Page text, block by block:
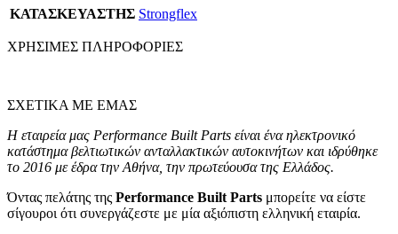
ΚΑΤΑΣΚΕΥΑΣΤΗΣ Strongflex
ΧΡΗΣΙΜΕΣ ΠΛΗΡΟΦΟΡΙΕΣ
ΣΧΕΤΙΚΑ ΜΕ ΕΜΑΣ
Η εταιρεία μας Performance Built Parts είναι ένα ηλεκτρονικό
κατάστημα βελτιωτικών ανταλλακτικών αυτοκινήτων και ιδρύθηκε
το 2016 με έδρα την Αθήνα, την πρωτεύουσα της Ελλάδος.
Όντας πελάτης της Performance Built Parts μπορείτε να είστε
σίγουροι ότι συνεργάζεστε με μία αξιόπιστη ελληνική εταιρία.